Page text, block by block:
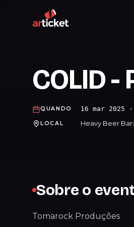
COLID -
QUANDO 16 mar 2025
LOCAL Heavy Beer Bar
Sobre o
Tomarock Produções